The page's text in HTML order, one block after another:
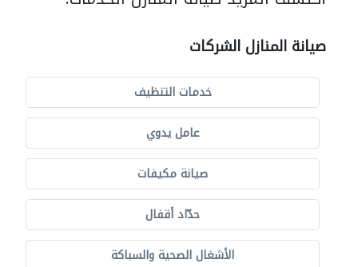
صيانة المنازل الشركات
خدمات التنظيف
عامل يدوي
صيانة مكيفات
حدّاد أقفال
الأشغال الصحية والسباكة